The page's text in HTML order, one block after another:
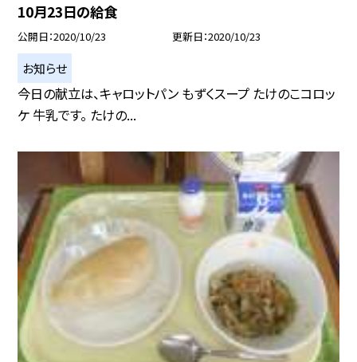
10月23日の給食
公開日 2020/10/23 更新日 2020/10/23
お知らせ
今日の献立は、キャロットパン もずくスープ たけのこコロッ
ケ 牛乳です。 たけの...